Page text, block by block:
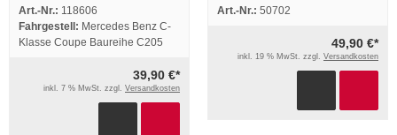
Betriebsanleitung 2015
Bordbuch Deutsch
Art.-Nr.: 118606
Fahrgestell: Mercedes Benz C-
Klasse Coupe Baureihe C205
39,90 €*
inkl. 7 % MwSt. zzgl. Versandkosten
1,20 m C-Klasse T-Modell
Art.-Nr.: 50702
49,90 €*
inkl. 19 % MwSt. zzgl. Versandkosten